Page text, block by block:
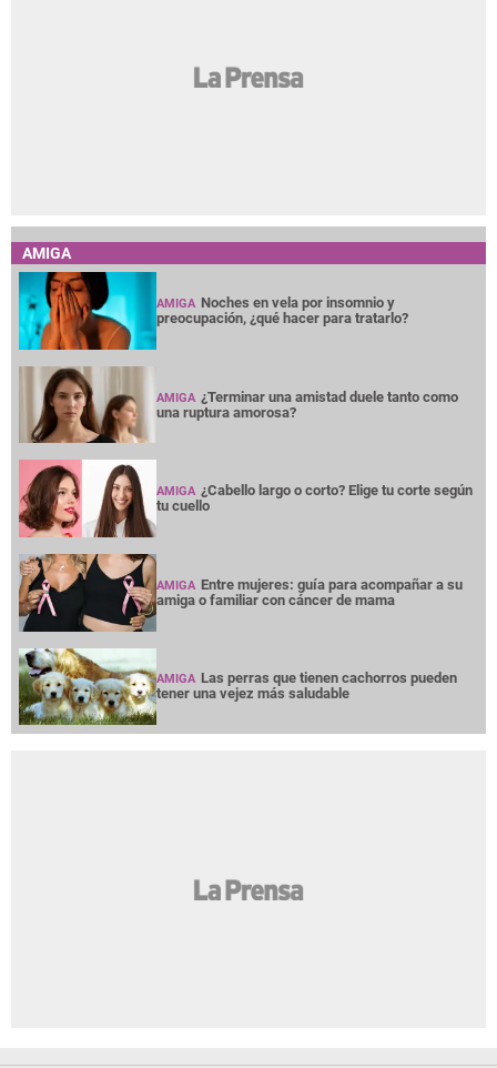
AMIGA
AMIGA Noches en vela por insomnio y
preocupación, ¿qué hacer para tratarlo?
AMIGA ¿Terminar una amistad duele tanto como
una ruptura amorosa?
AMIGA ¿Cabello largo o corto? Elige tu corte según
tu cuello
AMIGA Entre mujeres: guía para acompañar a su
amiga o familiar con cáncer de mama
AMIGA Las perras que tienen cachorros pueden
tener una vejez más saludable